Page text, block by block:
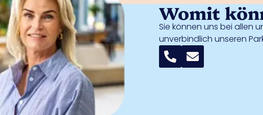
Womit
Sie können uns bei allen
unverbindlich unseren